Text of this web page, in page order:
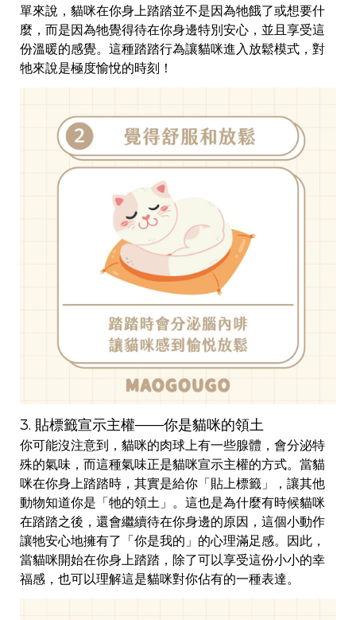
單來說，貓咪在你身上踏踏並不是因為牠餓了或想要什
麼，而是因為牠覺得待在你身邊特別安心，並且享受這
份溫暖的感覺。這種踏踏行為讓貓咪進入放鬆模式，對
牠來說是極度愉悅的時刻！
3. 貼標籤宣示主權——你是貓咪的領土
你可能沒注意到，貓咪的肉球上有一些腺體，會分泌特
殊的氣味，而這種氣味正是貓咪宣示主權的方式。當貓
咪在你身上踏踏時，其實是給你「貼上標籤」，讓其他
動物知道你是「牠的領土」。這也是為什麼有時候貓咪
在踏踏之後，還會繼續待在你身邊的原因，這個小動作
讓牠安心地擁有了「你是我的」的心理滿足感。因此，
當貓咪開始在你身上踏踏，除了可以享受這份小小的幸
福感，也可以理解這是貓咪對你佔有的一種表達。